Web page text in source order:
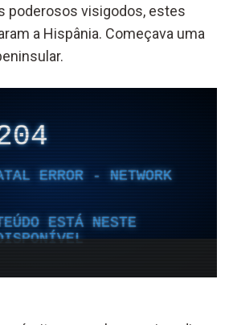
poderosos visigodos, estes
a Hispânia. Começava uma